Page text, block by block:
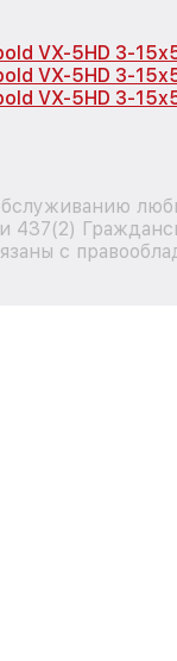
VX-5HD 3-
VX-5HD 3-
VX-5HD 3-
437(2)
с